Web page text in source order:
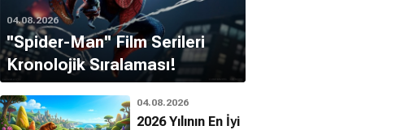
04.08.2026
''Spider-Man'' Film Serileri
Kronolojik Sıralaması!
04.08.2026
2026 Yılının En İyi